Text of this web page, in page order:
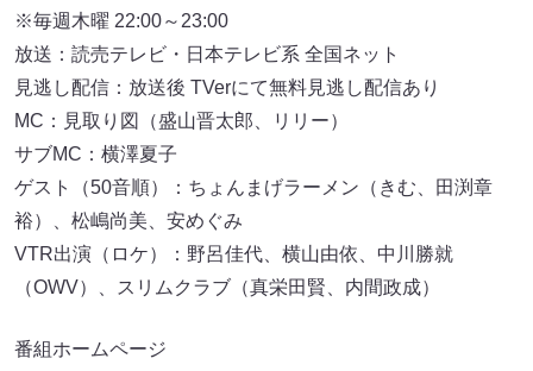
※毎週木曜 22:00～23:00
放送：読売テレビ・日本テレビ系 全国ネット
見逃し配信：放送後 TVerにて無料見逃し配信あり
MC：見取り図（盛山晋太郎、リリー）
サブMC：横澤夏子
ゲスト（50音順）：ちょんまげラーメン（きむ、田渕章
裕）、松嶋尚美、安めぐみ
VTR出演（ロケ）：野呂佳代、横山由依、中川勝就
（OWV）、スリムクラブ（真栄田賢、内間政成）
番組ホームページ